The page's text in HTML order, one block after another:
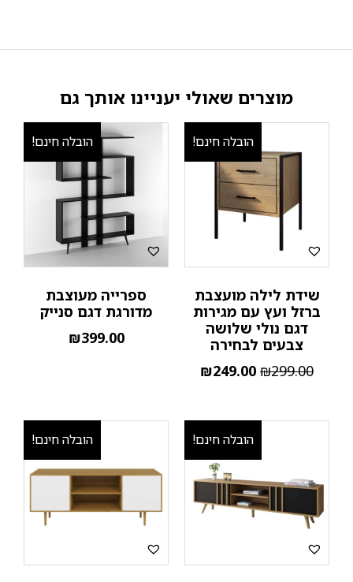
מוצרים שאולי יעניינו אותך גם
הובלה חינם!
שידת לילה מועצבת
ברזל ועץ עם מגירות
דגם נולי שלושה
צבעים לבחירה
₪299.00
₪249.00
הובלה חינם!
ספרייה מעוצבת
מדורגת דגם סנייק
₪399.00
הובלה חינם! הובלה חינם!